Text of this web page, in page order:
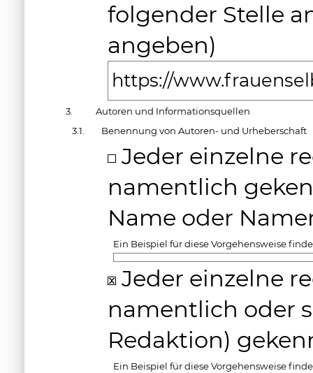
folgender Stelle
angeben)
https://
3.
Autoren und Informationsquellen
3.1.
Benennung von Autoren- und Urheberschaft
Jeder einzelne
namentlich
Name oder
Ein Beispiel für diese Vorgehensweise
Jeder einzelne
namentlich oder
Redaktion)
Ein Beispiel für diese Vorgehensweise